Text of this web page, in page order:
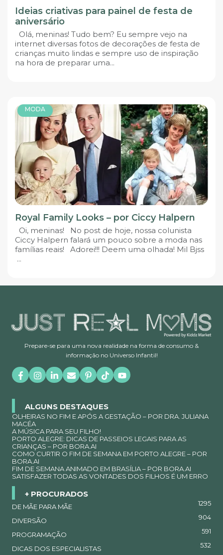
Ideias criativas para painel de festa de
aniversário
Olá, meninas! Tudo bem? Eu sempre vejo na
internet diversas fotos de decorações de festa de
crianças muito lindas e sempre uso de inspiração
na hora de preparar uma...
MODA
Royal Family Looks – por Ciccy Halpern
Oi, meninas! No post de hoje, nossa colunista
Ciccy Halpern falará um pouco sobre a moda nas
famílias reais! Adorei!!! Deem uma olhada! Mil Bjss
...
Prepare-se para uma nova realidade na forma de consumo &
informação no Universo Infantil!
ALGUNS DESTAQUES
OLHEIRAS NO FIM E APÓS A GESTAÇÃO – POR DRA. JULIANA
MACÉA
A MÚSICA PARA SEU FILHO!
PORTO ALEGRE: DICAS DE PASSEIOS LEGAIS PARA AS
CRIANÇAS – POR BORA.AI
COMO CURTIR O FIM DE SEMANA EM PORTO ALEGRE – POR
BORA.AI
FIM DE SEMANA ANIMADO EM BRASÍLIA – POR BORA.AI
SATISFAZER TODAS AS VONTADES DOS FILHOS É UM ERRO
+ PROCURADOS
DE MÃE PARA MÃE 1295
DIVERSÃO 904
PROGRAMAÇÃO 591
DICAS DOS ESPECIALISTAS 532